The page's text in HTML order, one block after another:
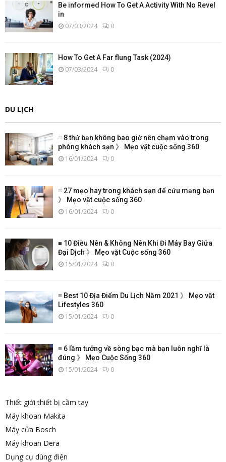
Be informed How To Get A Activity With No Revel
in
07/03/2024 0
How To Get A Far flung Task (2024)
07/03/2024 0
DU LỊCH
≡ 8 thứ bạn không bao giờ nên chạm vào trong
phòng khách sạn 》 Mẹo vặt cuộc sống 360
16/01/2024 0
≡ 27 mẹo hay trong khách sạn để cứu mạng bạn
》 Mẹo vặt cuộc sống 360
16/01/2024 0
≡ 10 Điều Nên & Không Nên Khi Đi Máy Bay Giữa
Đại Dịch 》 Mẹo vặt Cuộc sống 360
15/01/2024 0
≡ Best 10 Địa Điểm Du Lịch Năm 2021 》 Mẹo vặt
Lifestyles 360
15/01/2024 0
≡ 6 lầm tưởng về sòng bạc mà bạn luôn nghĩ là
đúng 》 Mẹo Cuộc Sống 360
15/01/2024 0
Thiết giới thiết bị cầm tay
Máy khoan Makita
Máy cửa Bosch
Máy khoan Dera
Dụng cụ dùng điện